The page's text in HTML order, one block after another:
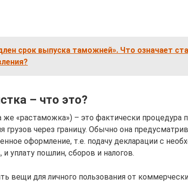
срок выпуска таможней». Что означает
– что это?
же «растаможка») – это фактически процедура
грузов через границу. Обычно она
оформление, т.е. подачу декларации с
уплату пошлин, сборов и налогов.
вещи для личного пользования от